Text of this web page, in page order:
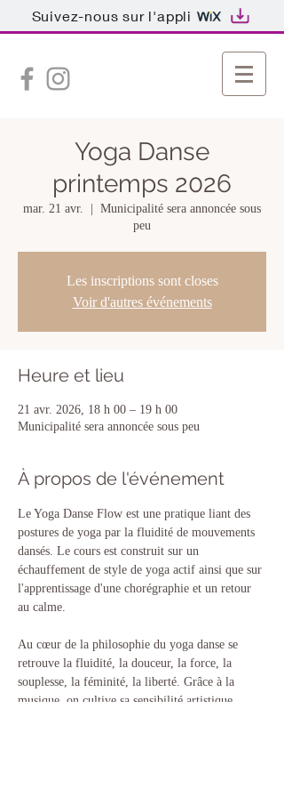
Suivez-nous sur l'appli
Yoga Danse
printemps 2026
mar. 21 avr.
Municipalité sera annoncée sous
peu
Les inscriptions sont closes
Voir d'autres événements
Heure et lieu
21 avr. 2026, 18 h 00 – 19 h 00
Municipalité sera annoncée sous peu
À propos de l'événement
Le Yoga Danse Flow est une pratique liant des
postures de yoga par la fluidité de mouvements
dansés. Le cours est construit sur un
échauffement de style de yoga actif ainsi que sur
l'apprentissage d'une chorégraphie et un retour
au calme.
Au cœur de la philosophie du yoga danse se
retrouve la fluidité, la douceur, la force, la
souplesse, la féminité, la liberté. Grâce à la
musique, on cultive sa sensibilité artistique.